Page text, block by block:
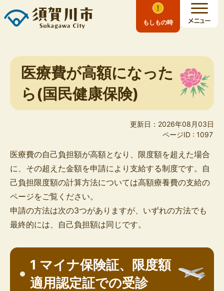
もしもの時
医療費が高額になった
ら(国民健康保険)
更新日：2026年08月03日
ページID : 1097
医療費の自己負担額が高額となり、限度額を超えた場合
に、その超えた金額を申請により支給する制度です。自
己負担限度額の計算方法については高額療養費の支給の
ページをご覧ください。
申請の方法は次の3つがありますが、いずれの方法でも
最終的には、自己負担額は同じです。
1 マイナ保険証、限度額
適用認定証での受診